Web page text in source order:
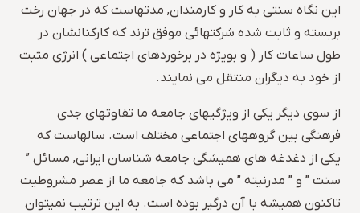
این نگاه سنتی به کار و کارمندان, مدتهاست که در جهان رخت
بربسته و ثابت شده شرکتهائی موفق ترند که کارکنانشان در
طول ساعات کار ( و بویژه در برخوردهای اجتماعی ) انرژی مثبت
از خود به دیگران منتقل می نمایند.
از سوی دیگر یکی از ویژگیهای جامعه ما تفاوتهای جدی
فرهنگی بین گروههای اجتماعی مختلف است. سالهاست که
یکی از دغدغه های همیشگی جامعه شناسان ایرانی, مسائل ”
سنت ” و ” مدرنیته ” می باشد که جامعه ما از عصر مشروطیت
تاکنون همیشه با آن درگیر بوده است. به این ترتیب نمیتوان